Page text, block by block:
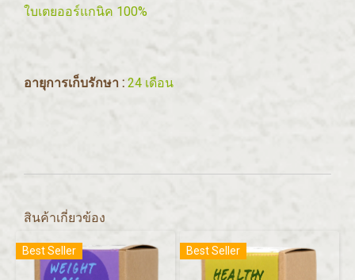
ใบเตยออร์แกนิค 100%
อายุการเก็บรักษา : 24 เดือน
สินค้าเกี่ยวข้อง
Best Seller Best Seller